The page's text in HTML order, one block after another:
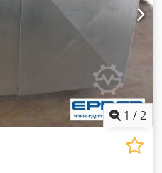
1 /2